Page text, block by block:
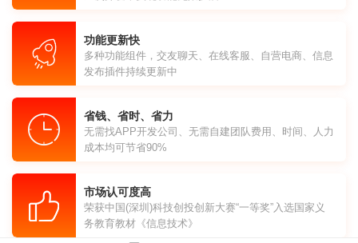
功能更新快
多种功能组件，交友聊天、在线客服、自营电商、信息
发布插件持续更新中
省钱、省时、省力
无需找APP开发公司、无需自建团队费用、时间、人力
成本均可节省90%
市场认可度高
荣获中国(深圳)科技创投创新大赛“一等奖”入选国家义
务教育教材《信息技术》